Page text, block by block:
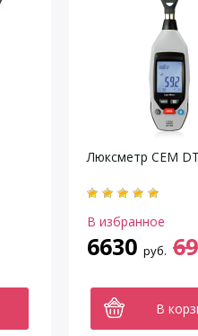
Люксметр CEM
В избранное
6630 руб.
В